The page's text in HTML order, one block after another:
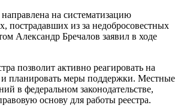
на систематизацию
пострадавших из за недобросовестных
Александр Бречалов заявил в ходе
позволит активно реагировать на
планировать меры поддержки. Местные
в федеральном законодательстве,
основу для работы реестра.